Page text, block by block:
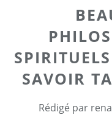
SAVOIR
Rédigé par